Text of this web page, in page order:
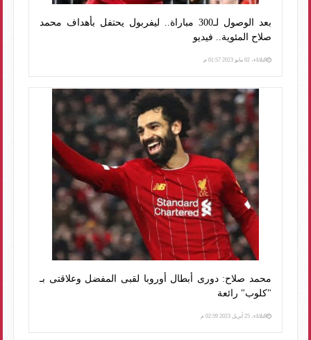
بعد الوصول لـ300 مباراة.. ليفربول يحتفل بأهداف محمد
صلاح المئوية.. فيديو
الثلاثاء، 02 مايو 2023 01:57 م
محمد صلاح: دورى أبطال أوروبا لقبى المفضل وعلاقتى بـ
"كلوب" رائعة
الثلاثاء، 25 أبريل 2023 02:59 م